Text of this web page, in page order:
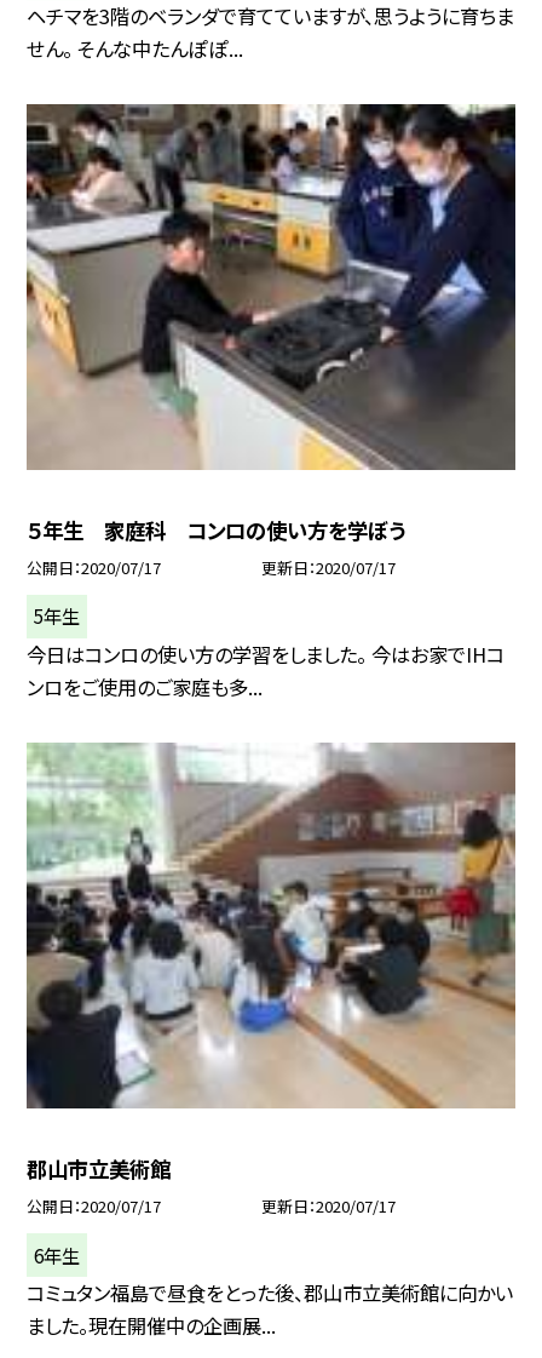
ヘチマを3階のベランダで育てていますが、思うように育ちま
せん。 そんな中たんぽぽ...
５年生 家庭科 コンロの使い方を学ぼう
公開日 2020/07/17 更新日 2020/07/17
5年生
今日はコンロの使い方の学習をしました。 今はお家でIHコ
ンロをご使用のご家庭も多...
郡山市立美術館
公開日 2020/07/17 更新日 2020/07/17
6年生
コミュタン福島で昼食をとった後、郡山市立美術館に向かい
ました。現在開催中の企画展...